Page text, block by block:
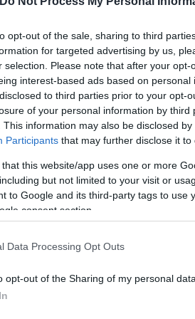
opt-out of the sale, sharing to third
for targeted advertising by us,
selection. Please note that after your
interest-based ads based on
to third parties prior to your opt-
of your personal information by third
This information may also be disclosed
Participants that may further disclose it to
that this website/app uses one or more
but not limited to your visit or
to Google and its third-party tags to use
consent section.
Data Processing Opt Outs
opt-out of the Sharing of my personal data.
Δεν μας τα έδωσαν….
ο τέως, υπουργός,
βγήκε, λόγω της αγοράς
φυσικά, υπάρχει πολλή
από αυτές, είναι φυσικά
Συρία που θα είναι
τη συνεργασία μας
δύο χωρών» πρόσθεσε ο